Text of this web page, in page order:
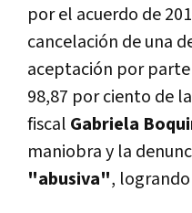
por el acuerdo de
cancelación de una
aceptación por
98,87 por ciento de
fiscal Gabriela
maniobra y la
"abusiva",